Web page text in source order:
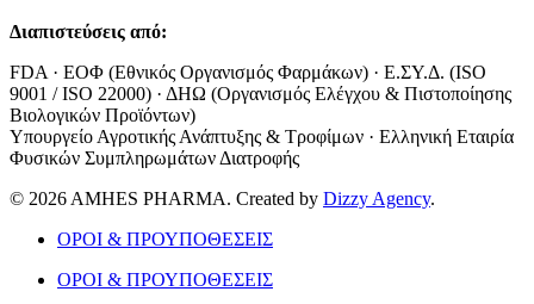
Διαπιστεύσεις από:
FDA · ΕΟΦ (Εθνικός Οργανισμός Φαρμάκων) · Ε.ΣΥ.Δ. (ISO
9001 / ISO 22000) · ΔΗΩ (Οργανισμός Ελέγχου & Πιστοποίησης
Βιολογικών Προϊόντων)
Υπουργείο Αγροτικής Ανάπτυξης & Τροφίμων · Ελληνική Εταιρία
Φυσικών Συμπληρωμάτων Διατροφής
© 2026 AMHES PHARMA. Created by Dizzy Agency.
ΟΡΟΙ & ΠΡΟΥΠΟΘΕΣΕΙΣ
ΟΡΟΙ & ΠΡΟΥΠΟΘΕΣΕΙΣ